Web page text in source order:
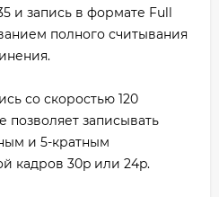
и запись в формате Full
полного считывания
со скоростью 120
позволяет записывать
и 5-кратным
кадров 30p или 24p.